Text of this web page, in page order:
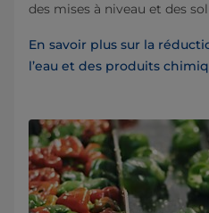
des mises à niveau et des
En savoir plus sur la
l’eau et des produits